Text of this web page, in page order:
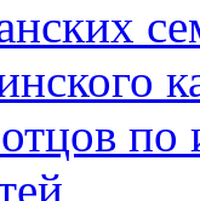
по